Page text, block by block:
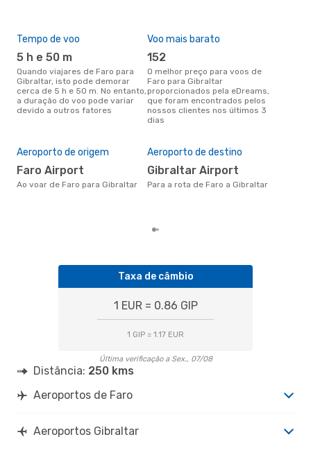
Tempo de voo
5 h e 50 m
Quando viajares de Faro para
Gibraltar, isto pode demorar
cerca de 5 h e 50 m. No entanto,
a duração do voo pode variar
devido a outros fatores
Voo mais barato
152
O melhor preço para voos de
Faro para Gibraltar
proporcionados pela eDreams,
que foram encontrados pelos
nossos clientes nos últimos 3
dias
Aeroporto de origem
Faro Airport
Ao voar de Faro para Gibraltar
Aeroporto de destino
Gibraltar Airport
Para a rota de Faro a Gibraltar
Taxa de câmbio
1 EUR = 0.86 GIP
1 GIP = 1.17 EUR
Última verificação a Sex., 07/08
Distância: 250 kms
Aeroportos de Faro
Aeroportos Gibraltar